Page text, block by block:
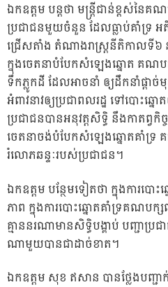
ឯកឧត្តម បន្តថា មន្ត្រីជាន់ខ្ពស់ន
ប្រជាជនមួយចំនួន ដែលធ្លាប់គាំទ្រ អ
ជ្រើសតាំង តំណាងរាស្ត្រនីតិកាលទី៦
ក្នុងចេតនាបំបែកសំឡេងឆ្នោត គណប
ទឹកភ្លូកដី ដែលអាចនាំ ឲ្យដឹកនាំផ្តា
អំពាវនាវឲ្យប្រជាពលរដ្ឋ ទៅបោះឆ្នោ
ប្រជាជនបានអនុវត្តសិទ្ធិ នឹងកាតព្វកិច្
ចេតនាចង់បំបែកសំឡេងឆ្នោតគាំទ្រ
រំលោភឆន្ទៈរបស់ប្រជាជន។
ឯកឧត្តម បន្ថែមទៀតថា ក្នុងការបោះ
ភាព ក្នុងការបោះឆ្នោតគាំទ្រគណ
គ្មាននរណាមានសិទ្ធិបង្គាប់ បញ្ជាប្
ណាមួយបានជាដាច់ខាត។
ឯកឧត្តម សុខ ឥសាន បានថ្លែងបញ្ជា